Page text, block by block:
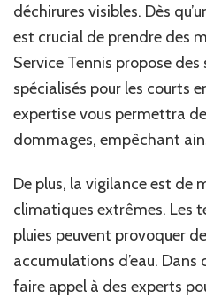
déchirures visibles. Dès
est crucial de prendre des
Service Tennis propose
spécialisés pour les courts
expertise vous permettra
dommages, empêchant
De plus, la vigilance est de
climatiques extrêmes. Les
pluies peuvent provoquer
accumulations d’eau. Dans
faire appel à des experts